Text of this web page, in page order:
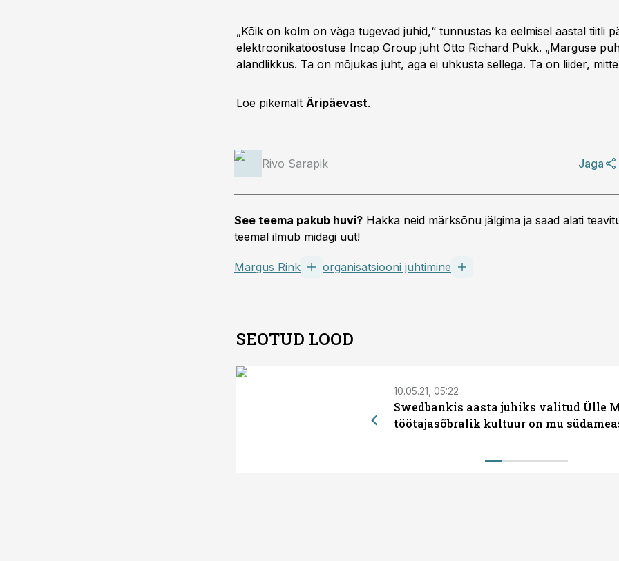
„Kõik on kolm on väga tugevad juhid,“ tunnustas ka eelmisel aastal tiitli
elektroonikatööstuse Incap Group juht Otto Richard Pukk. „Marguse
alandlikkus. Ta on mõjukas juht, aga ei uhkusta sellega. Ta on liider,
Loe pikemalt Äripäevast.
Rivo Sarapik Jaga
See teema pakub huvi? Hakka neid märksõnu jälgima ja saad alati
teemal ilmub midagi uut!
Margus Rink organisatsiooni juhtimine
SEOTUD LOOD
10.05.21, 05:22
Swedbankis aasta juhiks valitud Ülle
töötajasõbralik kultuur on mu